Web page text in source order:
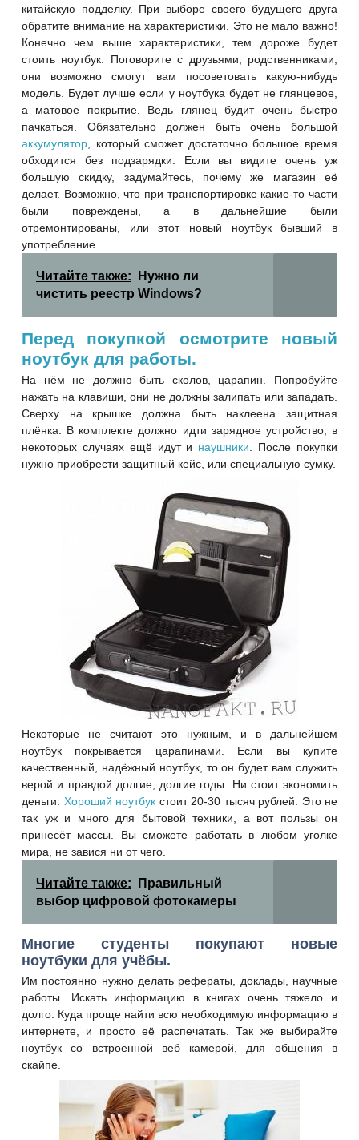
китайскую подделку. При выборе своего будущего друга
обратите внимание на характеристики. Это не мало важно!
Конечно чем выше характеристики, тем дороже будет
стоить ноутбук. Поговорите с друзьями, родственниками,
они возможно смогут вам посоветовать какую-нибудь
модель. Будет лучше если у ноутбука будет не глянцевое,
а матовое покрытие. Ведь глянец будит очень быстро
пачкаться. Обязательно должен быть очень большой
аккумулятор , который сможет достаточно большое время
обходится без подзарядки. Если вы видите очень уж
большую скидку, задумайтесь, почему же магазин её
делает. Возможно, что при транспортировке какие-то части
были повреждены, а в дальнейшие были
отремонтированы, или этот новый ноутбук бывший в
употребление.
Читайте также:
Нужно ли
чистить реестр Windows?
Перед покупкой осмотрите новый
ноутбук для работы.
На нём не должно быть сколов, царапин. Попробуйте
нажать на клавиши, они не должны залипать или западать.
Сверху на крышке должна быть наклеена защитная
плёнка. В комплекте должно идти зарядное устройство, в
некоторых случаях ещё идут и наушники . После покупки
нужно приобрести защитный кейс, или специальную сумку.
Некоторые не считают это нужным, и в дальнейшем
ноутбук покрывается царапинами. Если вы купите
качественный, надёжный ноутбук, то он будет вам служить
верой и правдой долгие, долгие годы. Ни стоит экономить
деньги. Хороший ноутбук стоит 20-30 тысяч рублей. Это не
так уж и много для бытовой техники, а вот пользы он
принесёт массы. Вы сможете работать в любом уголке
мира, не завися ни от чего.
Читайте также:
Правильный
выбор цифровой фотокамеры
Многие студенты покупают новые
ноутбуки для учёбы.
Им постоянно нужно делать рефераты, доклады, научные
работы. Искать информацию в книгах очень тяжело и
долго. Куда проще найти всю необходимую информацию в
интернете, и просто её распечатать. Так же выбирайте
ноутбук со встроенной веб камерой, для общения в
скайпе.